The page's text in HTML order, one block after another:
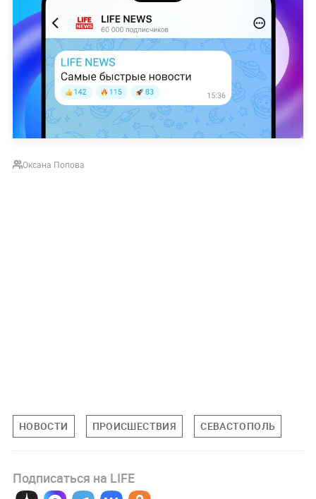
Оксана Попова
НОВОСТИ ПРОИСШЕСТВИЯ СЕВАСТОПОЛЬ
Подписаться на LIFE